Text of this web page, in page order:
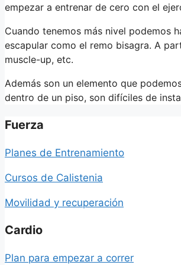
empezar a entrenar de cero con el
Cuando tenemos más nivel podemos
escapular como el remo bisagra. A
muscle-up, etc.
Además son un elemento que
dentro de un piso, son difíciles de
Fuerza
Planes de Entrenamiento
Cursos de Calistenia
Movilidad y recuperación
Cardio
Plan para empezar a correr